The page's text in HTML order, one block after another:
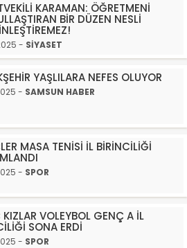
KARAMAN: ÖĞRETMENİ
BİR DÜZEN NESLİ
- SİYASET
YAŞLILARA NEFES OLUYOR
- SAMSUN HABER
MASA TENİSİ İL BİRİNCİLİĞİ
- SPOR
VOLEYBOL GENÇ A İL
SONA ERDİ
- SPOR